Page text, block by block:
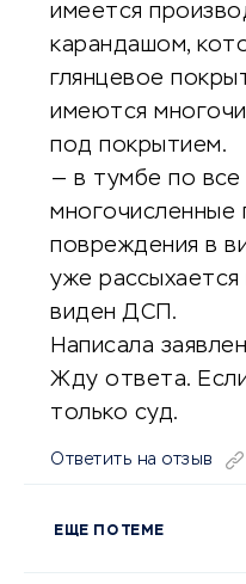
имеется
карандашом,
глянцевое
имеются
под покрытием.
— в тумбе по все
многочисленные
повреждения в
уже
виден ДСП.
Написала
Жду ответа.
только суд.
Ответить на отзыв
ЕЩЕ ПО ТЕМЕ